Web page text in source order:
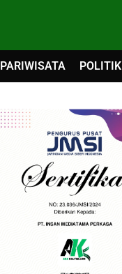
PARIWISATA POLITIK